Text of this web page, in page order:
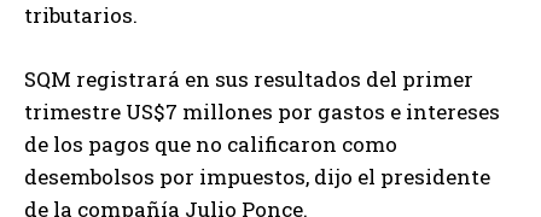
tributarios.
SQM registrará en sus resultados del primer
trimestre US$7 millones por gastos e intereses
de los pagos que no calificaron como
desembolsos por impuestos, dijo el presidente
de la compañía Julio Ponce.